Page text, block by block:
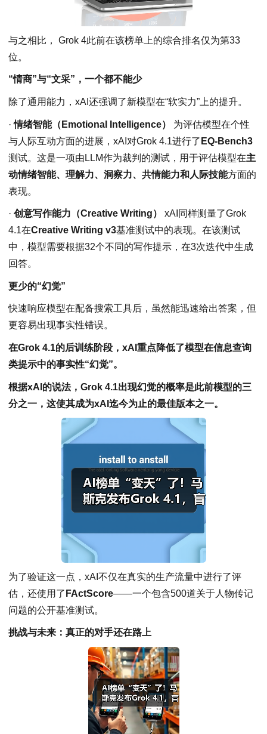
与之相比， Grok 4此前在该榜单上的综合排名仅为第33
位。
“情商”与“文采”，一个都不能少
除了通用能力，xAI还强调了新模型在“软实力”上的提升。
·情绪智能（Emotional Intelligence）
为评估模型在个性
与人际互动方面的进展，xAI对Grok 4.1进行了 EQ-Bench3
测试。这是一项由LLM作为裁判的测试，用于评估模型在主
动情绪智能、理解力、洞察力、共情能力和人际技能方面的
表现。
· 创意写作能力（Creative Writing）
xAI同样测量了Grok
4.1在Creative Writing v3基准测试中的表现。在该测试
中，模型需要根据32个不同的写作提示，在3次迭代中生成
回答。
更少的“幻觉”
快速响应模型在配备搜索工具后，虽然能迅速给出答案，但
更容易出现事实性错误。
在Grok 4.1的后训练阶段，xAI重点降低了模型在信息查询
类提示中的事实性“幻觉”。
根据xAI的说法，Grok 4.1出现幻觉的概率是此前模型的三
分之一，这使其成为xAI迄今为止的最佳版本之一。
为了验证这一点，xAI不仅在真实的生产流量中进行了评
估，还使用了 FActScore——一个包含500道关于人物传记
问题的公开基准测试。
挑战与未来：真正的对手还在路上